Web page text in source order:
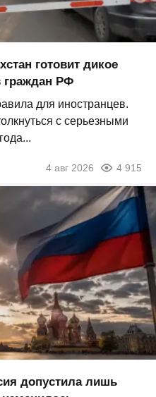
готовит дикое
граждан РФ
для иностранцев.
с серьезными
4 авг 2026 4 915
допустила лишь